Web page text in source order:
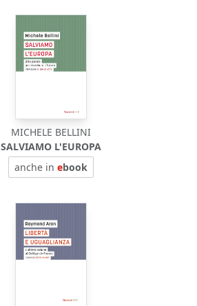
MICHELE BELLINI
SALVIAMO L'EUROPA
anche in ebook